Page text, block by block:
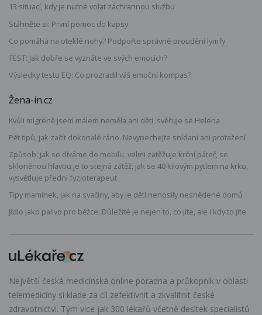
13 situací, kdy je nutné volat záchrannou službu
Stáhněte si: První pomoc do kapsy
Co pomáhá na oteklé nohy? Podpořte správné proudění lymfy
TEST: Jak dobře se vyznáte ve svých emocích?
Výsledky testu EQ: Co prozradil váš emoční kompas?
Žena-in.cz
Kvůli migréně jsem málem neměla ani děti, svěřuje se Helena
Pět tipů, jak začít dokonalé ráno. Nevynechejte snídani ani protažení
Způsob, jak se díváme do mobilu, velmi zatěžuje krční páteř, se
skloněnou hlavou je to stejná zátěž, jak se 40 kilovým pytlem na krku,
vysvětluje přední fyzioterapeut
Tipy maminek, jak na svačiny, aby je děti nenosily nesnědené domů
Jídlo jako palivo pro běžce: Důležité je nejen to, co jíte, ale i kdy to jíte
Největší česká medicínská online poradna a průkopník v oblasti
telemedicíny si klade za cíl zefektivnit a zkvalitnit české
zdravotnictví. Tým více jak 300 lékařů včetně desítek specialistů